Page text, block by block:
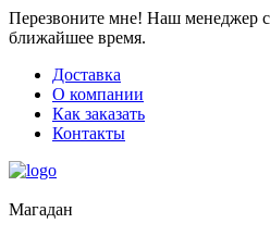
Перезвоните мне! Наш менеджер
ближайшее время.
Доставка
О компании
Как заказать
Контакты
Магадан